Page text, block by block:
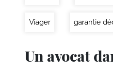
Viager garantie
Un avocat